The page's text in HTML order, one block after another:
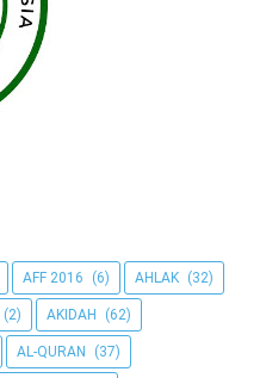
AFF 2016 (6) AHLAK (32)
(2) AKIDAH (62)
AL-QURAN (37)